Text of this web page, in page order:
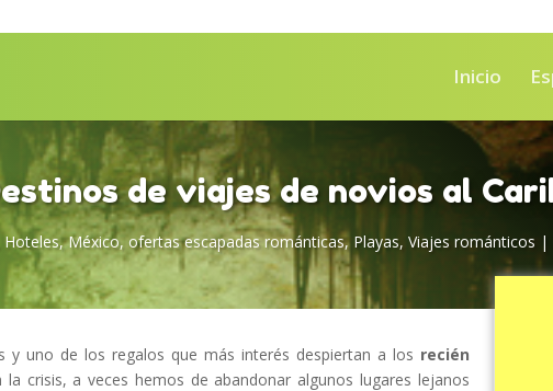
Inicio
de viajes de novios al
Hoteles,México,ofertas escapadas románticas, Playas, Viajes románticos |
y uno de los regalos que más interés despiertan a los recién
crisis, a veces hemos de abandonar algunos lugares lejanos